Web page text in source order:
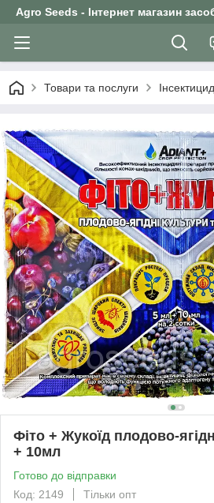
Agro Seeds - Інтернет магазин
Товари та послуги
Фіто + Жукоїд плодово-
+ 10мл
Готово до відправки
Код: 2149
Тільки опт